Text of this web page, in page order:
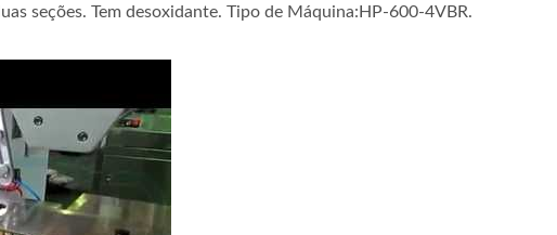
seções. Tem desoxidante. Tipo de Máquina:HP-600-4VBR.